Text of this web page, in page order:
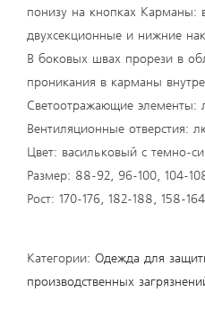
понизу на кнопках Карманы:
двухсекционные и нижние
В боковых швах прорези в
проникания в карманы
Светоотражающие элементы:
Вентиляционные отверстия:
Цвет: васильковый с темно-
Размер: 88-92, 96-100, 104-
Рост: 170-176, 182-188, 158-164
Категории: Одежда для
производственных